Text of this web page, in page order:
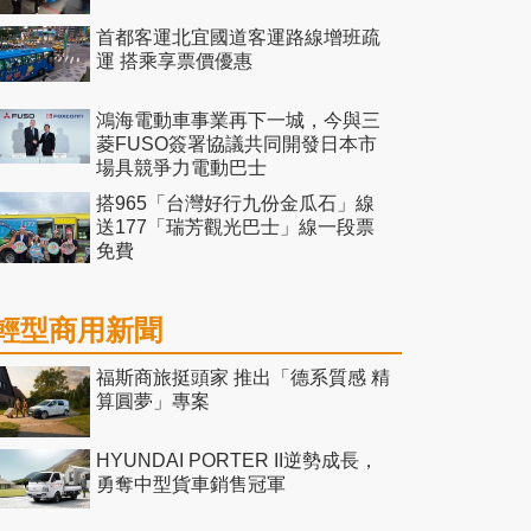
首都客運北宜國道客運路線增班疏
運 搭乘享票價優惠
鴻海電動車事業再下一城，今與三
菱FUSO簽署協議共同開發日本市
場具競爭力電動巴士
搭965「台灣好行九份金瓜石」線
送177「瑞芳觀光巴士」線一段票
免費
型商用新聞
福斯商旅挺頭家 推出「德系質感 精
算圓夢」專案
HYUNDAI PORTER II逆勢成長，
勇奪中型貨車銷售冠軍